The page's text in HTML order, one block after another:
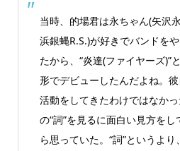
当時、的場君は永ちゃん(矢沢
浜銀蝿R.S.)が好きでバンドを
たから、“炎達(ファイヤーズ)”
形でデビューしたんだよね。
活動をしてきたわけではなか
の“詞”を見るに面白い見方を
ら思っていた。“詞”というよ